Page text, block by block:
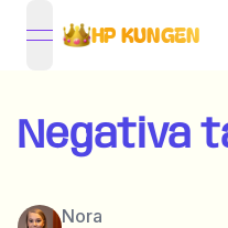
open navigation menu
HP KUNGEN
Negativa
Nora